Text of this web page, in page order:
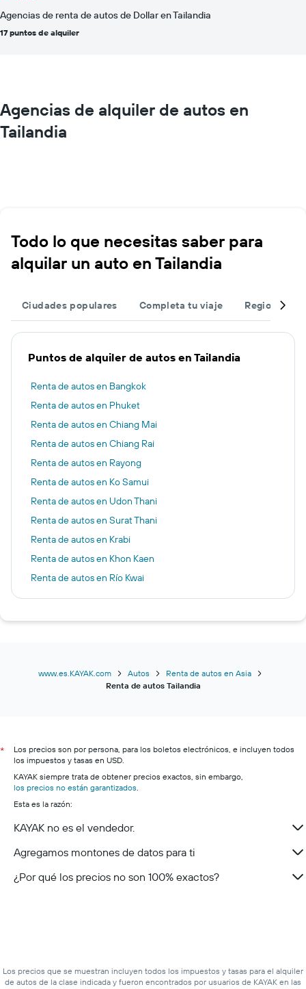
Agencias de renta de autos de Dollar en Tailandia
17 puntos de alquiler
Agencias de alquiler de autos en
Tailandia
Todo lo que necesitas saber para
alquilar un auto en Tailandia
Ciudades populares Completa tu viaje Regiones
Puntos de alquiler de autos en Tailandia
Renta de autos en Bangkok
Renta de autos en Phuket
Renta de autos en Chiang Mai
Renta de autos en Chiang Rai
Renta de autos en Rayong
Renta de autos en Ko Samui
Renta de autos en Udon Thani
Renta de autos en Surat Thani
Renta de autos en Krabi
Renta de autos en Khon Kaen
Renta de autos en Río Kwai
Renta de autos en Khao Yai
Renta de autos en Phuket
Renta de autos en Krabi
www.es.KAYAK.com Autos
Renta de autos en Asia
Renta de autos Tailandia
*
Los precios son por persona, para los boletos electrónicos, e incluyen todos
los impuestos y tasas en USD.
KAYAK siempre trata de obtener precios exactos, sin embargo,
los precios no están garantizados.
Esta es la razón:
KAYAK no es el vendedor.
Agregamos montones de datos para ti
¿Por qué los precios no son 100% exactos?
Los precios que se muestran incluyen todos los impuestos y tasas para el alquiler
de autos de la clase indicada y fueron encontrados por usuarios de KAYAK en las